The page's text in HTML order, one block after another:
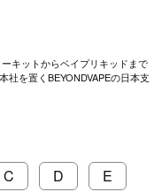
キットからベイプリキッドまで
社を置くBEYONDVAPEの日本支
C D
E